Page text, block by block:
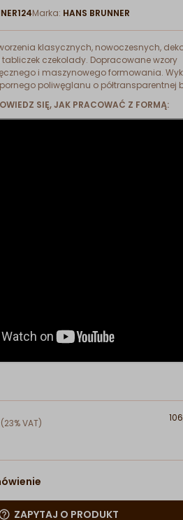
Marka: HANS BRUNNER
klasycznych, nowoczesnych,
czekolady. Dopracowane wzory
i maszynowego formowania.
poliwęglanu o półtransparentnej
SIĘ, JAK PRACOWAĆ Z FORMĄ:
(23% VAT)
ZAPYTAJ O PRODUKT